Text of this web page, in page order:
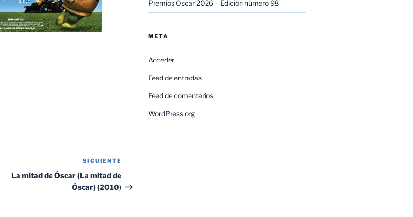
entrada
SIGUIENTE
La mitad de Óscar (La mitad de
Óscar) (2010)
Premios Oscar 2026 – Edición número 98
META
Acceder
Feed de entradas
Feed de comentarios
WordPress.org